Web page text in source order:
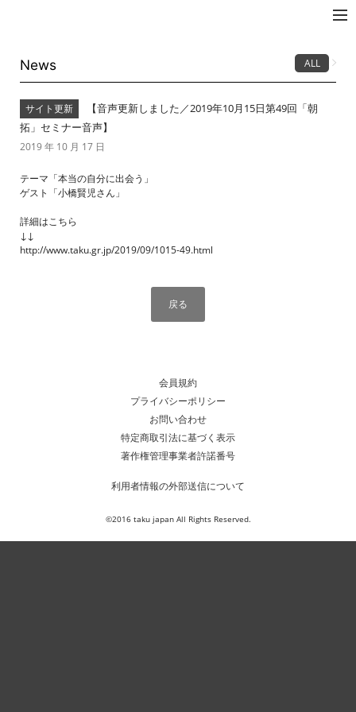
News ALL
サイト更新
【音声更新しました／2019年10月15日第49回「朝
拓」セミナー音声】
2019 年 10 月 17 日
テーマ「本当の自分に出会う」
ゲスト「小橋賢児さん」
詳細はこちら
↓↓
http://www.taku.gr.jp/2019/09/1015-49.html
戻る
会員規約
プライバシーポリシー
お問い合わせ
特定商取引法に基づく表示
著作権管理事業者許諾番号
利用者情報の外部送信について
©2016 taku japan All Rights Reserved.